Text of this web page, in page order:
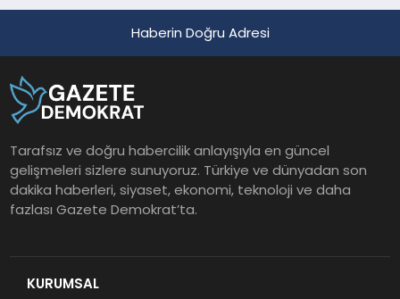
Haberin Doğru Adresi
Tarafsız ve doğru habercilik anlayışıyla en güncel
gelişmeleri sizlere sunuyoruz. Türkiye ve dünyadan son
dakika haberleri, siyaset, ekonomi, teknoloji ve daha
fazlası Gazete Demokrat’ta.
KURUMSAL